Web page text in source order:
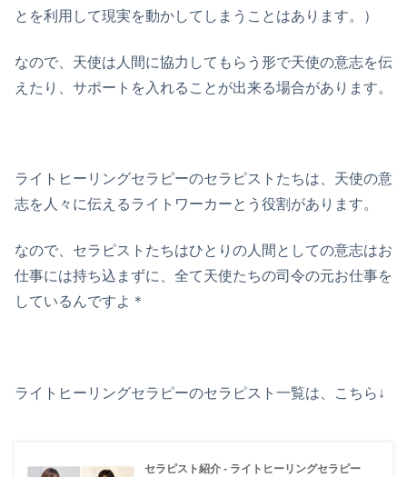
とを利用して現実を動かしてしまうことはあります。）
なので、天使は人間に協力してもらう形で天使の意志を伝
えたり、サポートを入れることが出来る場合があります。
ライトヒーリングセラピーのセラピストたちは、天使の意
志を人々に伝えるライトワーカーとう役割があります。
なので、セラピストたちはひとりの人間としての意志はお
仕事には持ち込まずに、全て天使たちの司令の元お仕事を
しているんですよ＊
ライトヒーリングセラピーのセラピスト一覧は、こちら↓
セラピスト紹介 - ライトヒーリングセラピー